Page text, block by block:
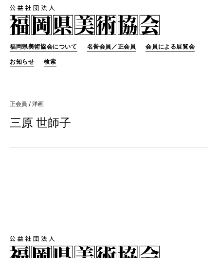
福岡県美術協会について 名誉会員／正会員 会員による展覧会
お知らせ 検索
正会員 / 洋画
三原 世師子